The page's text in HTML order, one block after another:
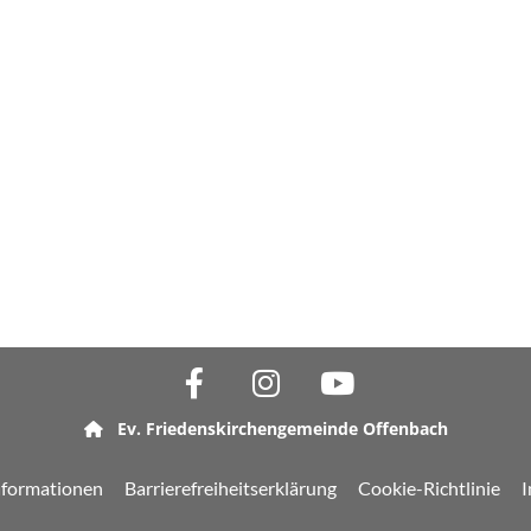
Ev. Friedenskirchengemeinde Offenbach
Barrierefreiheitserklärung Cookie-Richtlinie